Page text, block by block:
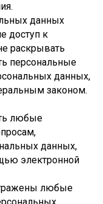
данных
доступ к
раскрывать
персональные
данных,
законом.
любые
данных,
электронной
любые